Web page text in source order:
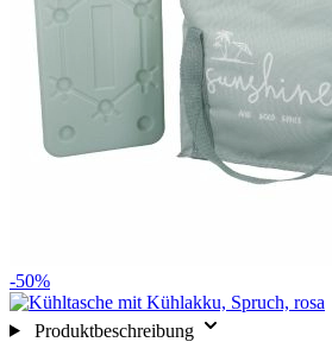
-50%
Produktbeschreibung